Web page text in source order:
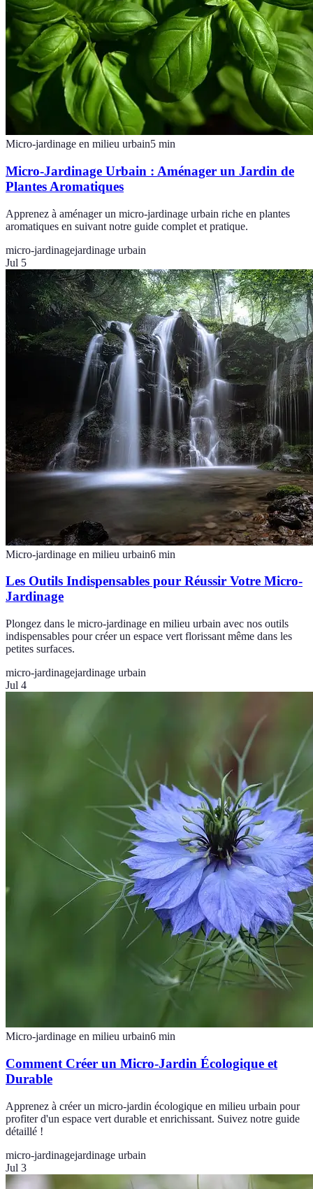
Micro-jardinage en milieu urbain5 min
Micro-Jardinage Urbain : Aménager un Jardin de
Plantes Aromatiques
Apprenez à aménager un micro-jardinage urbain riche en plantes
aromatiques en suivant notre guide complet et pratique.
micro-jardinagejardinage urbain
Jul 5
Micro-jardinage en milieu urbain6 min
Les Outils Indispensables pour Réussir Votre Micro-
Jardinage
Plongez dans le micro-jardinage en milieu urbain avec nos outils
indispensables pour créer un espace vert florissant même dans les
petites surfaces.
micro-jardinagejardinage urbain
Jul 4
Micro-jardinage en milieu urbain6 min
Comment Créer un Micro-Jardin Écologique et
Durable
Apprenez à créer un micro-jardin écologique en milieu urbain pour
profiter d'un espace vert durable et enrichissant. Suivez notre guide
détaillé !
micro-jardinagejardinage urbain
Jul 3